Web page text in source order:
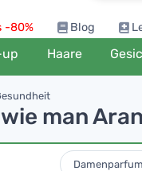
-80% Blog
up Haare
wie man